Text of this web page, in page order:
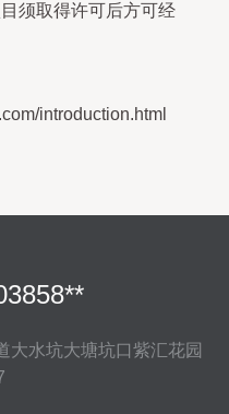
须取得许可后方可经
introduction.html
大水坑大塘坑口紫汇花园